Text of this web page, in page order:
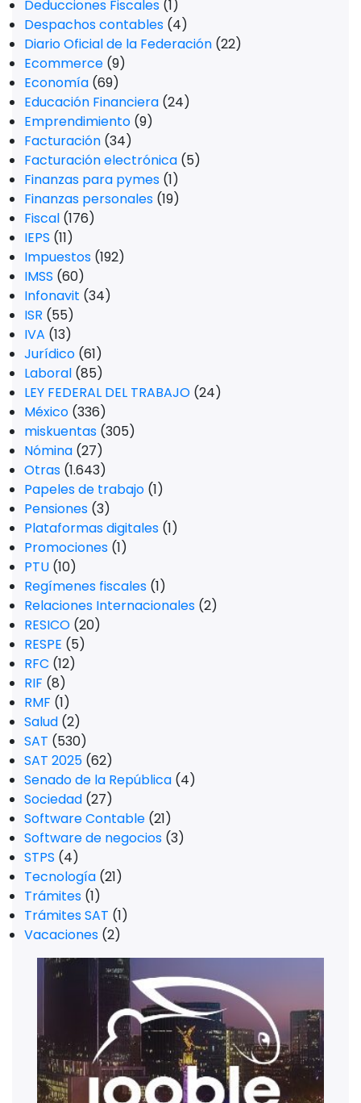
Deducciones Fiscales (1)
Despachos contables (4)
Diario Oficial de la Federación (22)
Ecommerce (9)
Economía (69)
Educación Financiera (24)
Emprendimiento (9)
Facturación (34)
Facturación electrónica (5)
Finanzas para pymes (1)
Finanzas personales (19)
Fiscal (176)
IEPS (11)
Impuestos (192)
IMSS (60)
Infonavit (34)
ISR (55)
IVA (13)
Jurídico (61)
Laboral (85)
LEY FEDERAL DEL TRABAJO (24)
México (336)
miskuentas (305)
Nómina (27)
Otras (1.643)
Papeles de trabajo (1)
Pensiones (3)
Plataformas digitales (1)
Promociones (1)
PTU (10)
Regímenes fiscales (1)
Relaciones Internacionales (2)
RESICO (20)
RESPE (5)
RFC (12)
RIF (8)
RMF (1)
Salud (2)
SAT (530)
SAT 2025 (62)
Senado de la República (4)
Sociedad (27)
Software Contable (21)
Software de negocios (3)
STPS (4)
Tecnología (21)
Trámites (1)
Trámites SAT (1)
Vacaciones (2)